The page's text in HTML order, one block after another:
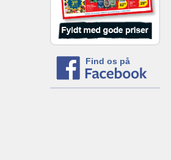
Find os på